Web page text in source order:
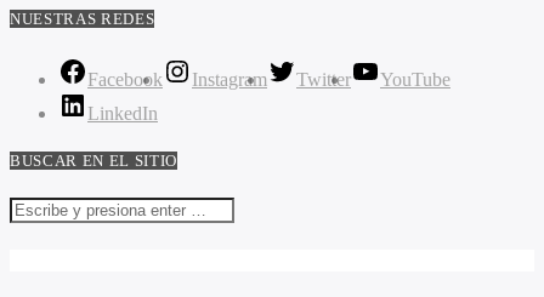
NUESTRAS REDES
Facebook Instagram Twitter
YouTube
LinkedIn
BUSCAR EN EL SITIO